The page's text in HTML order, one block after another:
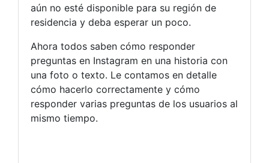
aún no esté disponible para su región de
residencia y deba esperar un poco.
Ahora todos saben cómo responder
preguntas en Instagram en una historia con
una foto o texto. Le contamos en detalle
cómo hacerlo correctamente y cómo
responder varias preguntas de los usuarios al
mismo tiempo.